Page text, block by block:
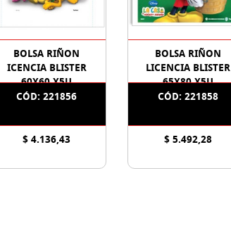
BOLSA RIÑON
ICENCIA BLISTER
60X60 X5U
CÓD: 221856
$ 4.136,43
BOLSA RIÑON
LICENCIA BLISTER
65X80 X5U
CÓD: 221858
$ 5.492,28